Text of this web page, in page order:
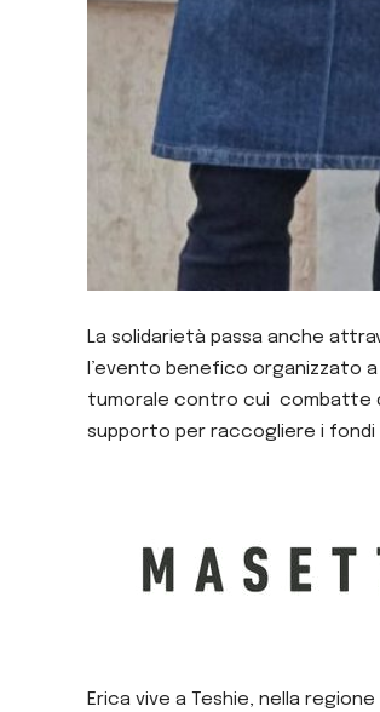
La solidarietà passa anche
l’evento benefico organizzato
tumorale contro cui combatte
supporto per raccogliere i fondi
Erica vive a Teshie, nella